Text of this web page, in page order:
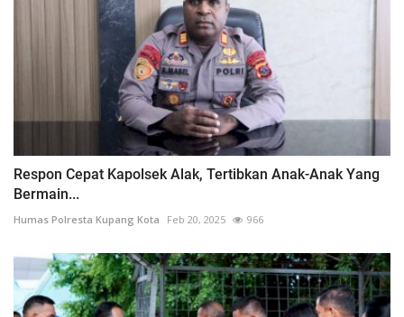
Respon Cepat Kapolsek Alak, Tertibkan Anak-Anak Yang
Bermain...
Humas Polresta Kupang Kota Feb 20, 2025 966